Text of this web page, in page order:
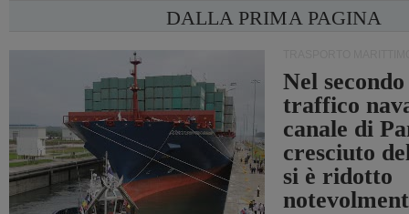
DALLA PRIMA PAGINA
Nel
traffico
canale di
cresciuto
si è ridotto